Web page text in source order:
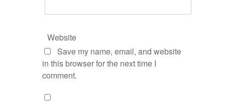
Website
Save my name, email, and website
in this browser for the next time I
comment.